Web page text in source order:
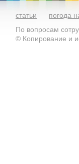
статьи погода
По вопросам
© Копирование и